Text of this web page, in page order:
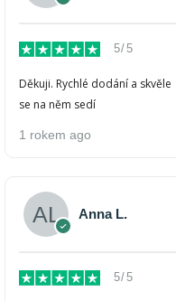
5/5
Děkuji. Rychlé dodání a skvěle
se na něm sedí
1 rokem ago
Anna L.
5/5